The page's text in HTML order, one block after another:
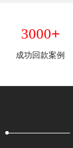
3000+
成功回款案例